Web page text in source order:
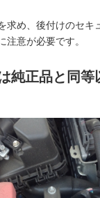
求め、後付けのセキ
注意が必要です。
純正品と同等